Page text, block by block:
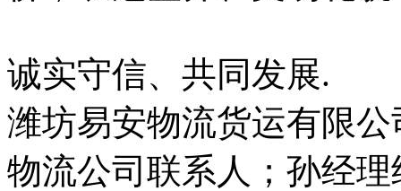
诚实守信、共同发展.
潍坊易安物流货运有限
物流公司联系人；孙经